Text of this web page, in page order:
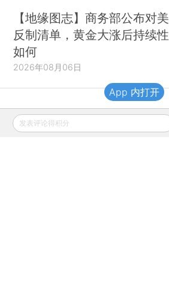
【地缘图志】商务部公布对美
反制清单，黄金大涨后持续性
如何
2026年08月06日
财新移动
发表评论得积分
App 内打开